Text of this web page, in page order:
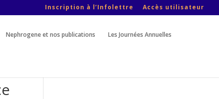
Inscription à l’Infolettre Accès utilisateur
Nephrogene et nos publications Les Journées Annuelles